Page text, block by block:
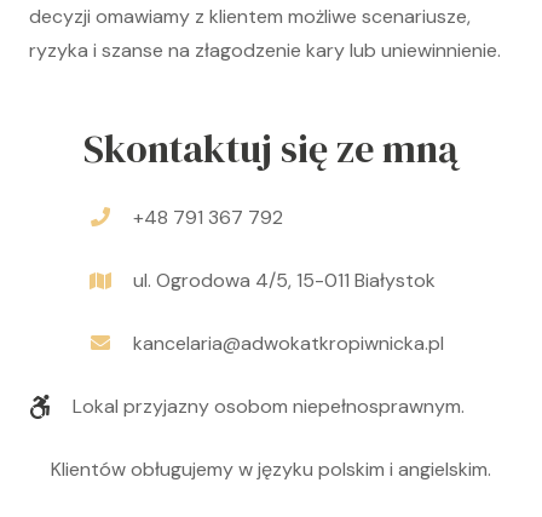
decyzji omawiamy z klientem możliwe scenariusze,
ryzyka i szanse na złagodzenie kary lub uniewinnienie.
Skontaktuj się ze mną
+48 791 367 792
ul. Ogrodowa 4/5, 15-011 Białystok
kancelaria@adwokatkropiwnicka.pl
Lokal przyjazny osobom niepełnosprawnym.
Klientów obługujemy w języku polskim i angielskim.